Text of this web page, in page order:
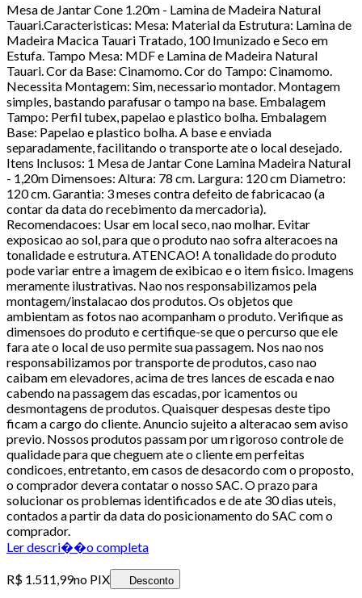
Mesa de Jantar Cone 1.20m - Lamina de Madeira Natural
Tauari.Caracteristicas: Mesa: Material da Estrutura: Lamina de
Madeira Macica Tauari Tratado, 100 Imunizado e Seco em
Estufa. Tampo Mesa: MDF e Lamina de Madeira Natural
Tauari. Cor da Base: Cinamomo. Cor do Tampo: Cinamomo.
Necessita Montagem: Sim, necessario montador. Montagem
simples, bastando parafusar o tampo na base. Embalagem
Tampo: Perfil tubex, papelao e plastico bolha. Embalagem
Base: Papelao e plastico bolha. A base e enviada
separadamente, facilitando o transporte ate o local desejado.
Itens Inclusos: 1 Mesa de Jantar Cone Lamina Madeira Natural
- 1,20m Dimensoes: Altura: 78 cm. Largura: 120 cm Diametro:
120 cm. Garantia: 3 meses contra defeito de fabricacao (a
contar da data do recebimento da mercadoria).
Recomendacoes: Usar em local seco, nao molhar. Evitar
exposicao ao sol, para que o produto nao sofra alteracoes na
tonalidade e estrutura. ATENCAO! A tonalidade do produto
pode variar entre a imagem de exibicao e o item fisico. Imagens
meramente ilustrativas. Nao nos responsabilizamos pela
montagem/instalacao dos produtos. Os objetos que
ambientam as fotos nao acompanham o produto. Verifique as
dimensoes do produto e certifique-se que o percurso que ele
fara ate o local de uso permite sua passagem. Nos nao nos
responsabilizamos por transporte de produtos, caso nao
caibam em elevadores, acima de tres lances de escada e nao
cabendo na passagem das escadas, por icamentos ou
desmontagens de produtos. Quaisquer despesas deste tipo
ficam a cargo do cliente. Anuncio sujeito a alteracao sem aviso
previo. Nossos produtos passam por um rigoroso controle de
qualidade para que cheguem ate o cliente em perfeitas
condicoes, entretanto, em casos de desacordo com o proposto,
o comprador devera contatar o nosso SAC. O prazo para
solucionar os problemas identificados e de ate 30 dias uteis,
contados a partir da data do posicionamento do SAC com o
comprador.
Ler descri��o completa
R$ 1.511,99no PIX Desconto